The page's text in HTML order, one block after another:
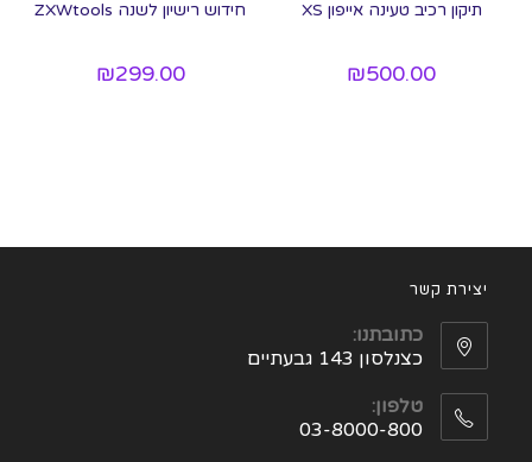
תיקון רכיב טעינה אייפון XS
₪500.00
חידוש רישיון לשנה ZXWtools
₪299.00
יצירת קשר
כתובתנו:
כצנלסון 143 גבעתיים
טלפון:
03-8000-800